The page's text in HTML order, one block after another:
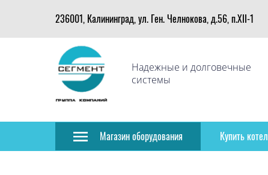
236001, Калининград, ул. Ген. Челнокова, д.56, п.XII-1
Надежные и долговечные
системы
Магазин оборудования Купить котел